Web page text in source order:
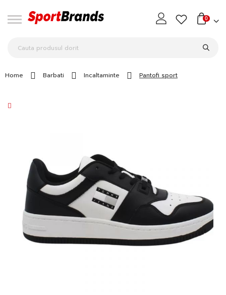
0
Home Barbati Incaltaminte Pantofi sport
images
gallery